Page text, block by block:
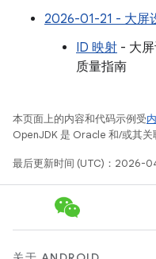
2026-01-21 - 大屏
ID 映射 - 大
质量指南
本页面上的内容和代码示例受
OpenJDK 是 Oracle 和/或其关
最后更新时间 (UTC)：2026-